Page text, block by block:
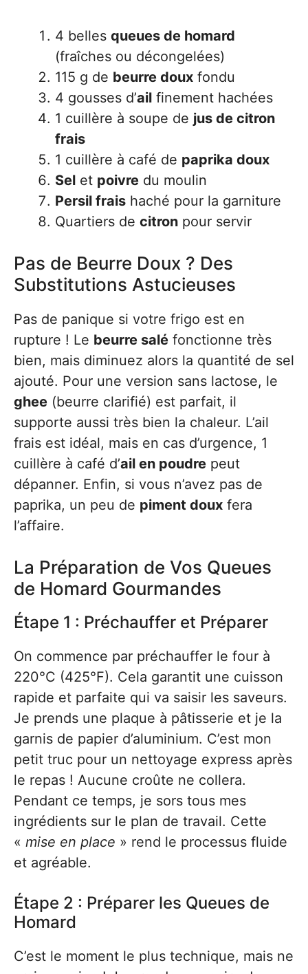
4 belles queues de homard
(fraîches ou décongelées)
115 g de beurre doux fondu
4 gousses d’ail finement hachées
1 cuillère à soupe de jus de citron
frais
1 cuillère à café de paprika doux
Sel et poivre du moulin
Persil frais haché pour la garniture
Quartiers de citron pour servir
Pas de Beurre Doux ? Des
Substitutions Astucieuses
Pas de panique si votre frigo est en
rupture ! Le beurre salé fonctionne très
bien, mais diminuez alors la quantité de sel
ajouté. Pour une version sans lactose, le
ghee (beurre clarifié) est parfait, il
supporte aussi très bien la chaleur. L’ail
frais est idéal, mais en cas d’urgence, 1
cuillère à café d’ail en poudre peut
dépanner. Enfin, si vous n’avez pas de
paprika, un peu de piment doux fera
l’affaire.
La Préparation de Vos Queues
de Homard Gourmandes
Étape 1 : Préchauffer et Préparer
On commence par préchauffer le four à
220°C (425°F). Cela garantit une cuisson
rapide et parfaite qui va saisir les saveurs.
Je prends une plaque à pâtisserie et je la
garnis de papier d’aluminium. C’est mon
petit truc pour un nettoyage express après
le repas ! Aucune croûte ne collera.
Pendant ce temps, je sors tous mes
ingrédients sur le plan de travail. Cette
« mise en place » rend le processus fluide
et agréable.
Étape 2 : Préparer les Queues de
Homard
C’est le moment le plus technique, mais ne